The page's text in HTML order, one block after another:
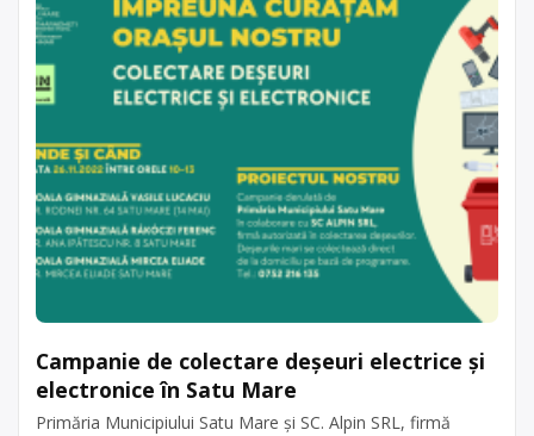
Campanie de colectare deșeuri electrice și
electronice în Satu Mare
Primăria Municipiului Satu Mare și SC. Alpin SRL, firmă